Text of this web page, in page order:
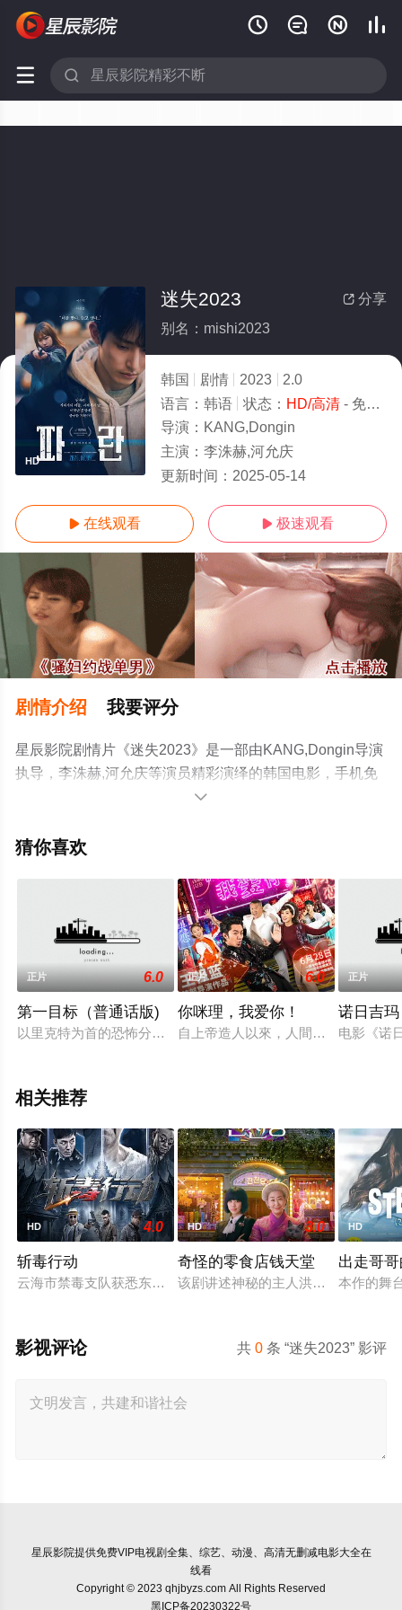
   
 
HD
 分享
迷失2023
别名：mishi2023
韩国 剧情 2023
2.0
语言： 韩语 状态： HD/高清- 免费在线观看
导演： KANG,Dongin
主演： 李洙赫,河允庆
更新时间： 2025-05-14
 在线观看  极速观看
剧情介绍 我要评分
星辰影院剧情片《迷失2023》是一部由KANG,Dongin导演
执导，李洙赫,河允庆等演员精彩演绎的韩国电影，手机免
费观看高清未删减完整版电影就上星辰电影院，更多剧情

猜你喜欢
正片 6.0
第一目标（普通话版)
以里克特为首的恐怖分子在大西洋中部海域阴谋劫持了装有核导
正片 6.0
你咪理，我爱你！
自上帝造⼈以來，⼈間就誕生了千千
正片
诺日吉玛
电影《诺
相关推荐
HD 4.0
斩毒行动
云海市禁毒支队获悉东南亚毒王廖爷将携600余公斤毒品来云交
HD 3.0
奇怪的零食店钱天堂
该剧讲述神秘的主人洪子卖能够实现
HD
出走哥
本作的舞
共0 条 “迷失2023” 影评
影视评论
星辰影院提供免费VIP电视剧全集、综艺、动漫、高清无删减电影大全在
线看
Copyright © 2023 qhjbyzs.com All Rights Reserved
黑ICP备20230322号